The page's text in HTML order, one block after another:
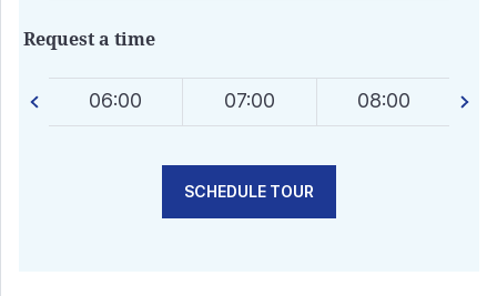
Request a time
06:00 07:00 08:00
SCHEDULE TOUR